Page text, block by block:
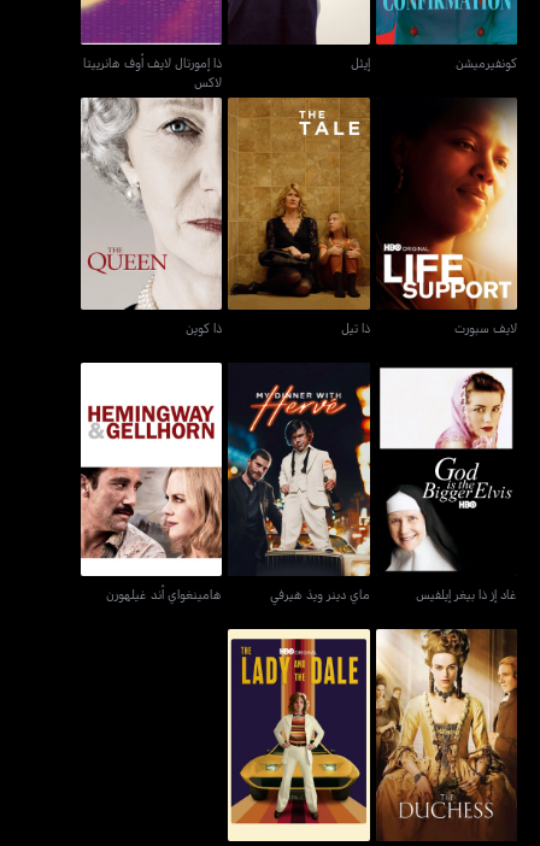
كونفيرميشن إيثل
ذا إمورتال لايف أوف هانرييتا
لاكس
لايف سبورت
لايف سبورت
ذا تيل
ذا تيل
ذا كوين
ذا كوين
غاد إز ذا بيغر إيلفيس
غاد إز ذا بيغر إيلفيس
ماي دينر ويذ هيرفي
ماي دينر ويذ هيرفي
هامينغواي أند غيلهورن
هامينغواي أند غيلهورن
ذا داتشيس ذا ليدي أند ذا ديل